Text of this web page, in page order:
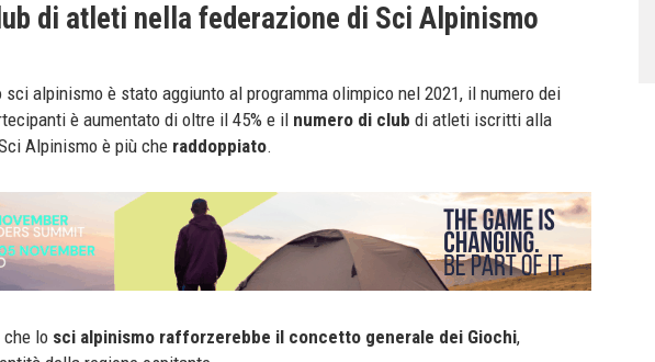
di atleti nella federazione di Sci Alpinismo
alpinismo è stato aggiunto al programma olimpico nel 2021, il numero dei
è aumentato di oltre il 45% e il numero di club di atleti iscritti alla
Alpinismo è più che raddoppiato.
che lo sci alpinismo rafforzerebbe il concetto generale dei Giochi,